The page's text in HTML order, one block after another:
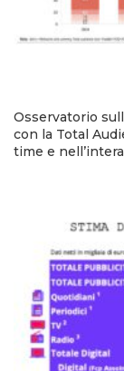
Osservatorio
con la Total
time e